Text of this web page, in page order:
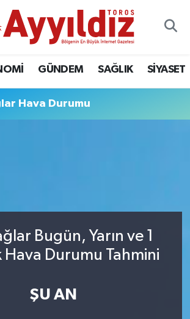
GÜNDEM SAĞLIK SİYASET
Hava Durumu
Bugün, Yarın ve 1
Hava Durumu Tahmini
ŞU AN